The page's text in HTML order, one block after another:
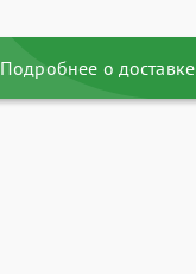
Подробнее о доставке